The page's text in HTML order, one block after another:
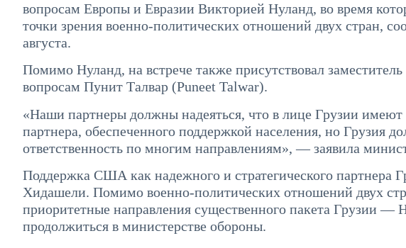
вопросам Европы и Евразии Викторией Нуланд, во время
точки зрения военно-политических отношений двух стран,
августа.
Помимо Нуланд, на встрече также присутствовал
вопросам Пунит Талвар (Puneet Talwar).
«Наши партнеры должны надеяться, что в лице Грузии имеют
партнера, обеспеченного поддержкой населения, но Грузия
ответственность по многим направлениям», — заявила
Поддержка США как надежного и стратегического партнера
Хидашели. Помимо военно-политических отношений двух
приоритетные направления существенного пакета Грузии
продолжиться в министерстве обороны.